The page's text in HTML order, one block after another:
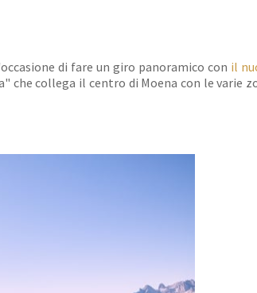
di fare un giro panoramico con il
collega il centro di Moena con le varie